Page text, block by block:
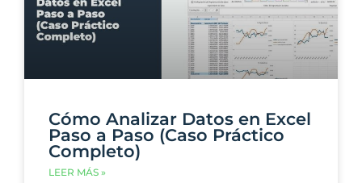
Cómo Analizar Datos en Excel
Paso a Paso (Caso Práctico
Completo)
LEER MÁS »